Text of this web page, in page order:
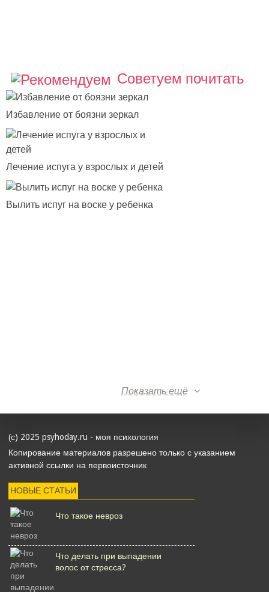
Советуем почитать
Избавление от боязни зеркал
Лечение испуга у взрослых и детей
Вылить испуг на воске у ребенка
Показать ещё
(с) 2025 psyhoday.ru - моя психология
Копирование материалов разрешено только с указанием
активной ссылки на первоисточник
НОВЫЕ СТАТЬИ
Что такое невроз
Что делать при выпадении
волос от стресса?